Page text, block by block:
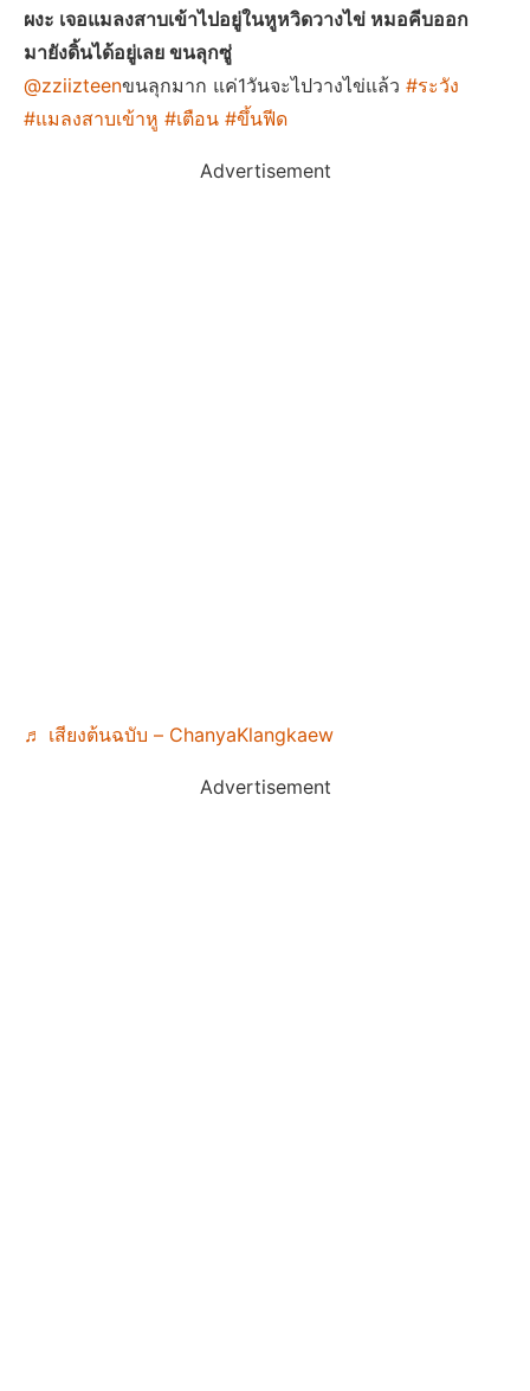
ผงะ เจอแมลงสาบเข้าไปอยู่ในหูหวิดวางไข่ หมอคีบออก
มายังดิ้นได้อยู่เลย ขนลุกซู่
@zziizteenขนลุกมาก แค่1วันจะไปวางไข่แล้ว #ระวัง
#แมลงสาบเข้าหู #เตือน #ขึ้นฟีด
Advertisement
♬ เสียงต้นฉบับ – ChanyaKlangkaew
Advertisement